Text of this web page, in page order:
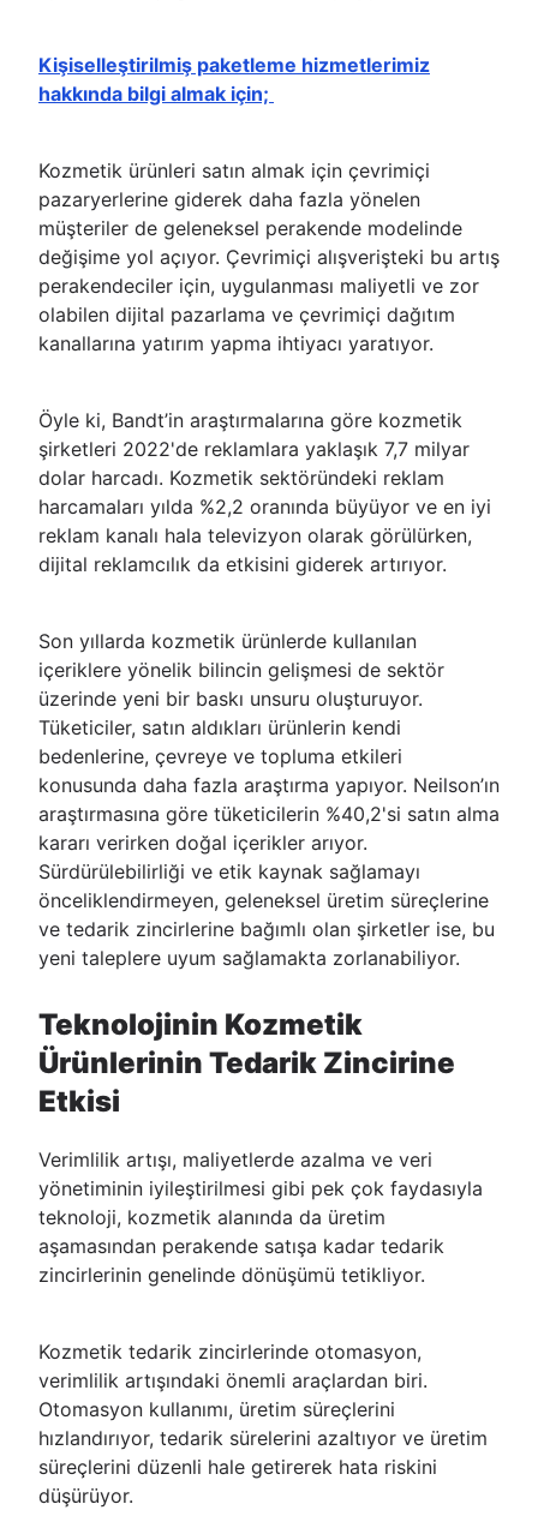
Kişiselleştirilmiş paketleme hizmetlerimiz
hakkında bilgi almak için;
Kozmetik ürünleri satın almak için çevrimiçi
pazaryerlerine giderek daha fazla yönelen
müşteriler de geleneksel perakende modelinde
değişime yol açıyor. Çevrimiçi alışverişteki bu artış
perakendeciler için, uygulanması maliyetli ve zor
olabilen dijital pazarlama ve çevrimiçi dağıtım
kanallarına yatırım yapma ihtiyacı yaratıyor.
Öyle ki, Bandt’in araştırmalarına göre kozmetik
şirketleri 2022'de reklamlara yaklaşık 7,7 milyar
dolar harcadı. Kozmetik sektöründeki reklam
harcamaları yılda %2,2 oranında büyüyor ve en iyi
reklam kanalı hala televizyon olarak görülürken,
dijital reklamcılık da etkisini giderek artırıyor.
Son yıllarda kozmetik ürünlerde kullanılan
içeriklere yönelik bilincin gelişmesi de sektör
üzerinde yeni bir baskı unsuru oluşturuyor.
Tüketiciler, satın aldıkları ürünlerin kendi
bedenlerine, çevreye ve topluma etkileri
konusunda daha fazla araştırma yapıyor. Neilson’ın
araştırmasına göre tüketicilerin %40,2'si satın alma
kararı verirken doğal içerikler arıyor.
Sürdürülebilirliği ve etik kaynak sağlamayı
önceliklendirmeyen, geleneksel üretim süreçlerine
ve tedarik zincirlerine bağımlı olan şirketler ise, bu
yeni taleplere uyum sağlamakta zorlanabiliyor.
Teknolojinin Kozmetik
Ürünlerinin Tedarik Zincirine
Etkisi
Verimlilik artışı, maliyetlerde azalma ve veri
yönetiminin iyileştirilmesi gibi pek çok faydasıyla
teknoloji, kozmetik alanında da üretim
aşamasından perakende satışa kadar tedarik
zincirlerinin genelinde dönüşümü tetikliyor.
Kozmetik tedarik zincirlerinde otomasyon,
verimlilik artışındaki önemli araçlardan biri.
Otomasyon kullanımı, üretim süreçlerini
hızlandırıyor, tedarik sürelerini azaltıyor ve üretim
süreçlerini düzenli hale getirerek hata riskini
düşürüyor.